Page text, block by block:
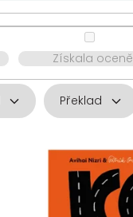
Získala
Překlad